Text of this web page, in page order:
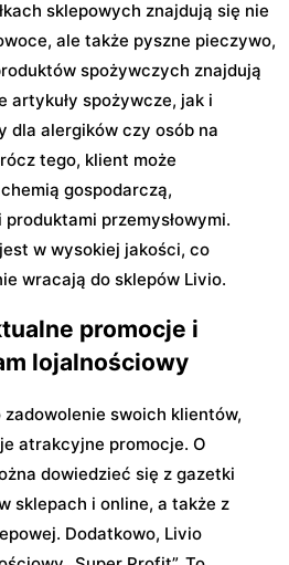
sklepowych znajdują się nie
ale także pyszne pieczywo,
spożywczych znajdują
artykuły spożywcze, jak i
dla alergików czy osób na
tego, klient może
gospodarczą,
przemysłowymi.
w wysokiej jakości, co
wracają do sklepów Livio.
promocje i
lojalnościowy
swoich klientów,
atrakcyjne promocje. O
dowiedzieć się z gazetki
sklepach i online, a także z
Dodatkowo, Livio